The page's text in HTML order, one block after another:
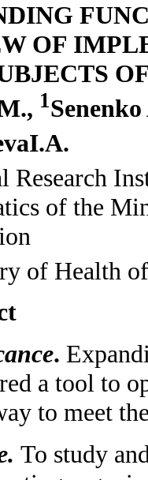
OF
1
Research
of the
of Health
.
a tool to
to meet
To study